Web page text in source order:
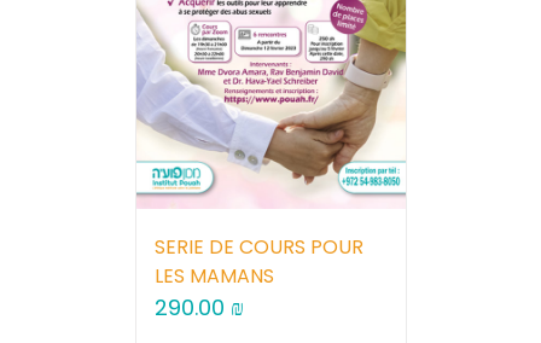
SERIE DE COURS POUR
LES MAMANS
290.00 ₪